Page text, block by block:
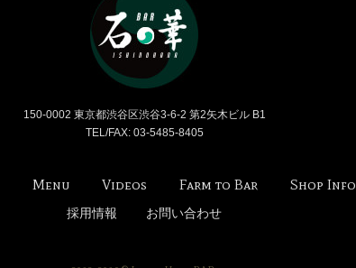
150-0002 東京都渋谷区渋谷3-6-2 第2矢木ビル B1
TEL/FAX: 03-5485-8405
Menu Videos Farm to Bar Shop Info
採用情報 お問い合わせ